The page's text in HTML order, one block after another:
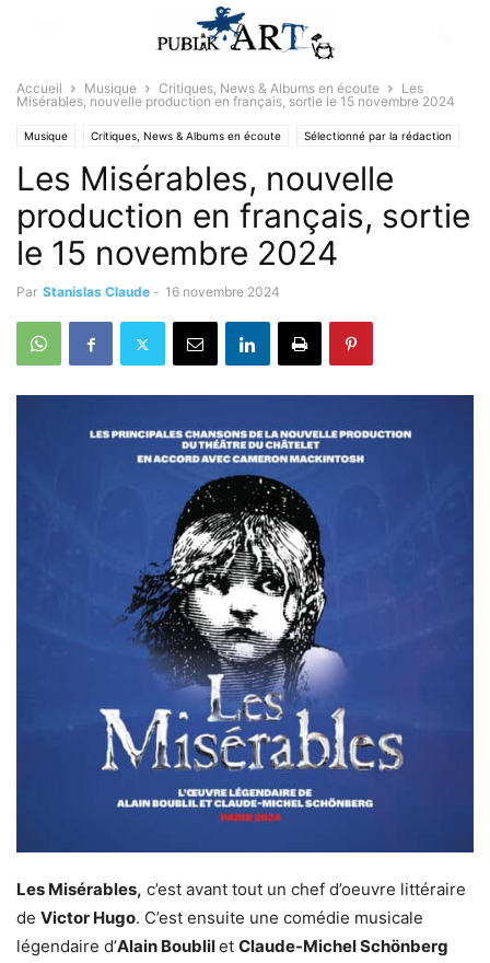
Accueil Musique Critiques, News & Albums en écoute
Les
Misérables, nouvelle production en français, sortie le 15 novembre 2024
Musique Critiques, News & Albums en écoute Sélectionné par la rédaction
Les Misérables, nouvelle
production en français, sortie
le 15 novembre 2024
Par Stanislas Claude - 16 novembre 2024
Les Misérables, c’est avant tout un chef d’oeuvre littéraire
de Victor Hugo. C’est ensuite une comédie musicale
légendaire d’Alain Boublilet Claude-Michel Schönberg